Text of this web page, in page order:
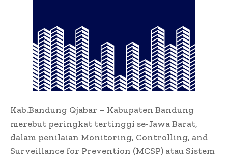
Kab.Bandung Qjabar – Kabupaten Bandung
merebut peringkat tertinggi se-Jawa Barat,
dalam penilaian Monitoring, Controlling, and
Surveillance for Prevention (MCSP) atau Sistem